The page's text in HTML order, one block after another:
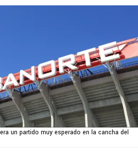
un partido muy esperado en la cancha del